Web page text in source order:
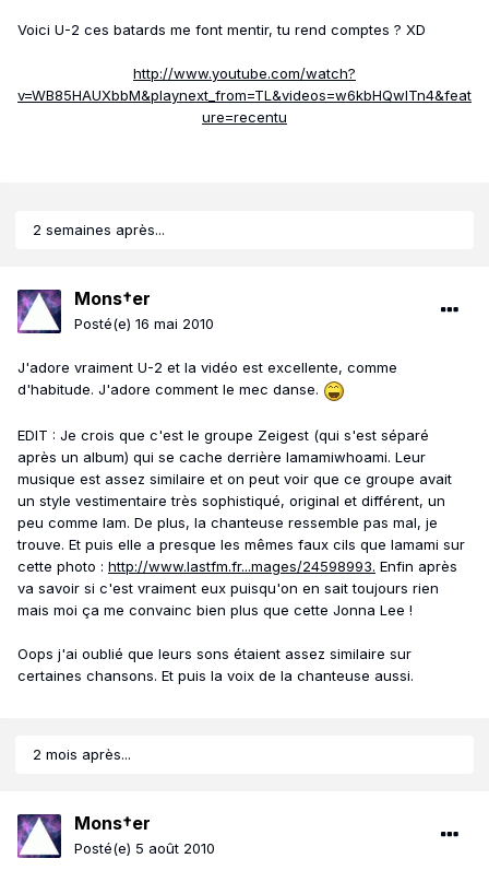
Voici U-2 ces batards me font mentir, tu rend comptes ? XD
http://www.youtube.com/watch?
v=WB85HAUXbbM&playnext_from=TL&videos=w6kbHQwITn4&feat
ure=recentu
2 semaines après...
Mons†er
Posté(e) 16 mai 2010
J'adore vraiment U-2 et la vidéo est excellente, comme
d'habitude. J'adore comment le mec danse.
EDIT : Je crois que c'est le groupe Zeigest (qui s'est séparé
après un album) qui se cache derrière Iamamiwhoami. Leur
musique est assez similaire et on peut voir que ce groupe avait
un style vestimentaire très sophistiqué, original et différent, un
peu comme Iam. De plus, la chanteuse ressemble pas mal, je
trouve. Et puis elle a presque les mêmes faux cils que Iamami sur
cette photo : http://www.lastfm.fr...mages/24598993. Enfin après
va savoir si c'est vraiment eux puisqu'on en sait toujours rien
mais moi ça me convainc bien plus que cette Jonna Lee !
Oops j'ai oublié que leurs sons étaient assez similaire sur
certaines chansons. Et puis la voix de la chanteuse aussi.
2 mois après...
Mons†er
Posté(e) 5 août 2010